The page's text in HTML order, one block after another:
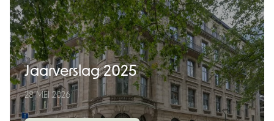
Jaarverslag 2025
28 MEI 2026